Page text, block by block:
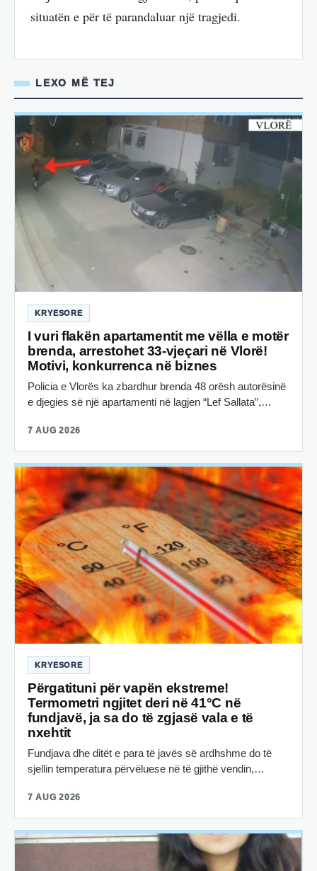
situatën e për të parandaluar një tragjedi.
LEXO MË TEJ
KRYESORE
I vuri flakën apartamentit me vëlla e motër
brenda, arrestohet 33-vjeçari në Vlorë!
Motivi, konkurrenca në biznes
Policia e Vlorës ka zbardhur brenda 48 orësh autorësinë
e djegies së një apartamenti në lagjen “Lef Sallata”,…
7 AUG 2026
KRYESORE
Përgatituni për vapën ekstreme!
Termometri ngjitet deri në 41°C në
fundjavë, ja sa do të zgjasë vala e të
nxehtit
Fundjava dhe ditët e para të javës së ardhshme do të
sjellin temperatura përvëluese në të gjithë vendin,…
7 AUG 2026